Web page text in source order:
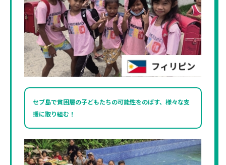
セブ島で貧困層の子どもたちの可能性をのばす、 様々な支
援に取り組む！